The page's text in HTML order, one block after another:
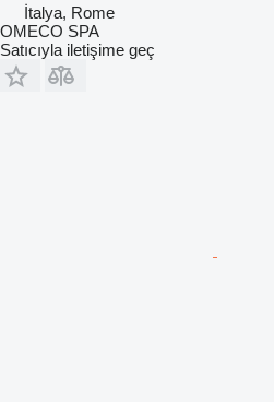
İtalya, Rome
OMECO SPA
Satıcıyla iletişime geç